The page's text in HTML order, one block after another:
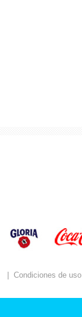
Condiciones de uso